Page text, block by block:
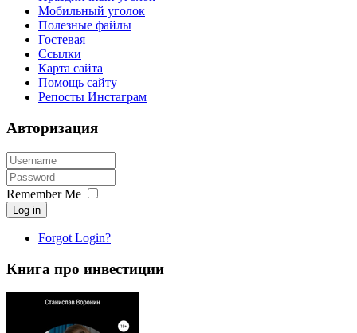
Мобильный уголок
Полезные файлы
Гостевая
Ссылки
Карта сайта
Помощь сайту
Репосты Инстаграм
Авторизация
Remember Me
Log in
Forgot Login?
Книга про инвестиции